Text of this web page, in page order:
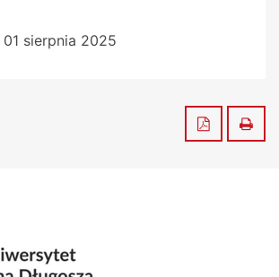
01 sierpnia 2025
Zapisz do